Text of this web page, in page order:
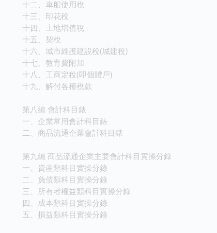
十二、車船使用稅
十三、印花稅
十四、土地增值稅
十五、契稅
十六、城市維護建設稅(城建稅)
十七、教育費附加
十八、工商定稅(即個體戶)
十九、解付各種稅款
第八編 會計科目錶
一、企業常用會計科目錶
二、商品流通企業會計科目錶
第九編 商品流通企業主要會計科目實操分錄
一、資産類科目實操分錄
二、負債類科目實操分錄
三、所有者權益類科目實操分錄
四、成本類科目實操分錄
五、損益類科目實操分錄